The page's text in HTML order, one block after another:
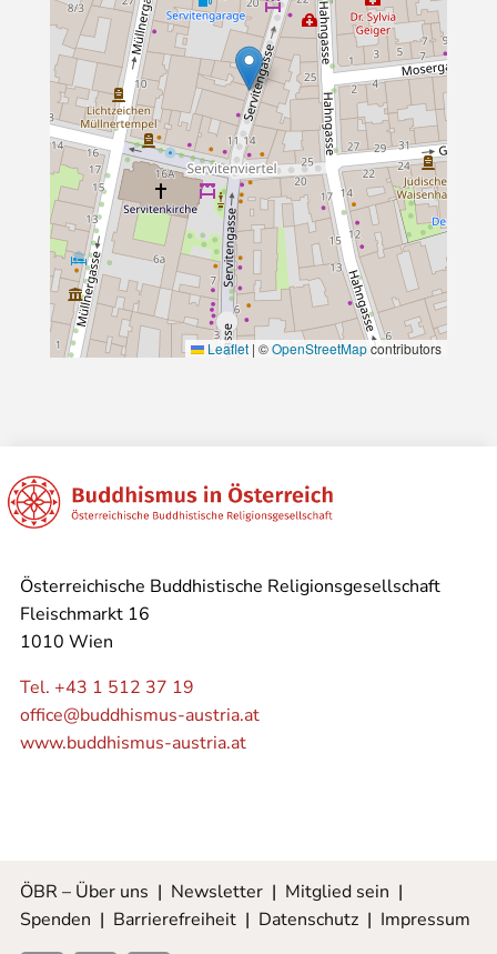
Leaflet | ©OpenStreetMapcontributors
Österreichische Buddhistische Religionsgesellschaft
Fleischmarkt 16
1010 Wien
Tel. +43 1 512 37 19
office@buddhismus-austria.at
www.buddhismus-austria.at
ÖBR – Über uns | Newsletter| Mitglied sein |
Spenden | Barrierefreiheit| Datenschutz| Impressum